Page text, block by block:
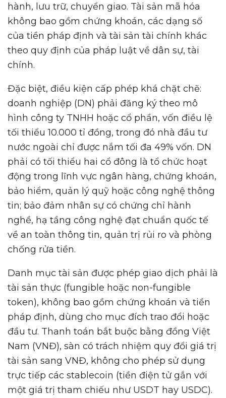
hành, lưu trữ, chuyển giao. Tài sản mã hóa
không bao gồm chứng khoán, các dạng số
của tiền pháp định và tài sản tài chính khác
theo quy định của pháp luật về dân sự, tài
chính.
Đặc biệt, điều kiện cấp phép khá chặt chẽ:
doanh nghiệp (DN) phải đăng ký theo mô
hình công ty TNHH hoặc cổ phần, vốn điều lệ
tối thiểu 10.000 tỉ đồng, trong đó nhà đầu tư
nước ngoài chỉ được nắm tối đa 49% vốn. DN
phải có tối thiểu hai cổ đông là tổ chức hoạt
động trong lĩnh vực ngân hàng, chứng khoán,
bảo hiểm, quản lý quỹ hoặc công nghệ thông
tin; bảo đảm nhân sự có chứng chỉ hành
nghề, hạ tầng công nghệ đạt chuẩn quốc tế
về an toàn thông tin, quản trị rủi ro và phòng
chống rửa tiền.
Danh mục tài sản được phép giao dịch phải là
tài sản thực (fungible hoặc non-fungible
token), không bao gồm chứng khoán và tiền
pháp định, dùng cho mục đích trao đổi hoặc
đầu tư. Thanh toán bắt buộc bằng đồng Việt
Nam (VNĐ), sàn có trách nhiệm quy đổi giá trị
tài sản sang VNĐ, không cho phép sử dụng
trực tiếp các stablecoin (tiền điện tử gắn với
một giá trị tham chiếu như USDT hay USDC).